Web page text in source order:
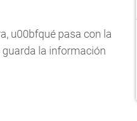
u00bfqué pasa con la
guarda la información